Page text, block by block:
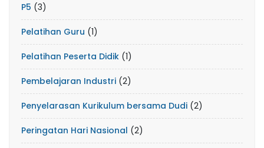
P5 (3)
Pelatihan Guru (1)
Pelatihan Peserta Didik (1)
Pembelajaran Industri (2)
Penyelarasan Kurikulum bersama Dudi (2)
Peringatan Hari Nasional (2)